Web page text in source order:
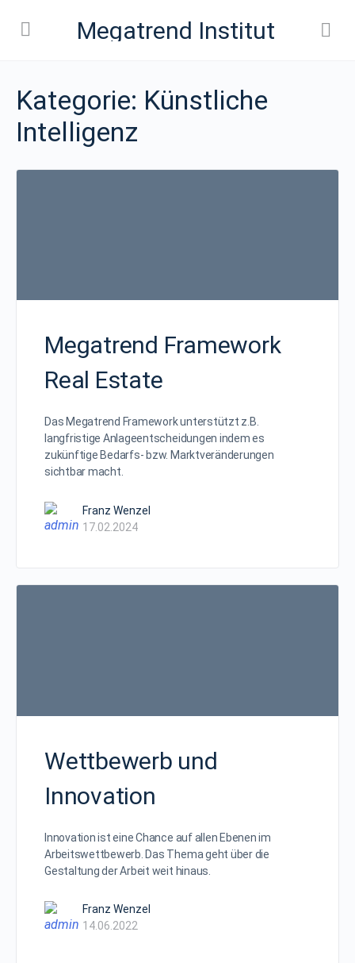
Megatrend Institut
Kategorie: Künstliche
Intelligenz
Megatrend Framework
Real Estate
Das Megatrend Framework unterstützt z.B.
langfristige Anlageentscheidungen indem es
zukünftige Bedarfs- bzw. Marktveränderungen
sichtbar macht.
Franz Wenzel
17.02.2024
Wettbewerb und
Innovation
Innovation ist eine Chance auf allen Ebenen im
Arbeitswettbewerb. Das Thema geht über die
Gestaltung der Arbeit weit hinaus.
Franz Wenzel
14.06.2022